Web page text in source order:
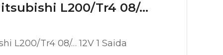
L200/Tr4 08/…
L200/Tr4 08/… 12V 1 Saida